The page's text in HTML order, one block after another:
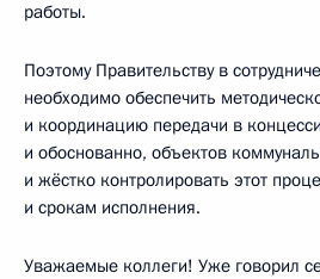
работы.
Поэтому Правительству в
необходимо обеспечить
и координацию передачи в
и обоснованно, объектов
и жёстко контролировать этот
и срокам исполнения.
Уважаемые коллеги! Уже говорил